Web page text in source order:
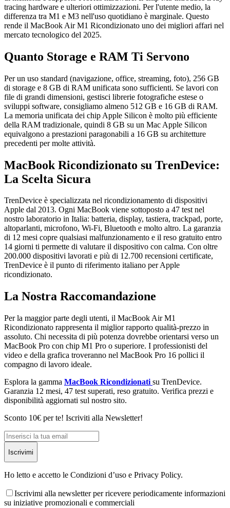
tracing hardware e ulteriori ottimizzazioni. Per l'utente medio, la
differenza tra M1 e M3 nell'uso quotidiano è marginale. Questo
rende il MacBook Air M1 Ricondizionato uno dei migliori affari nel
mercato tecnologico del 2025.
Quanto Storage e RAM Ti Servono
Per un uso standard (navigazione, office, streaming, foto), 256 GB
di storage e 8 GB di RAM unificata sono sufficienti. Se lavori con
file di grandi dimensioni, gestisci librerie fotografiche estese o
sviluppi software, consigliamo almeno 512 GB e 16 GB di RAM.
La memoria unificata dei chip Apple Silicon è molto più efficiente
della RAM tradizionale, quindi 8 GB su un Mac Apple Silicon
equivalgono a prestazioni paragonabili a 16 GB su architetture
precedenti per molte attività.
MacBook Ricondizionato su TrenDevice:
La Scelta Sicura
TrenDevice è specializzata nel ricondizionamento di dispositivi
Apple dal 2013. Ogni MacBook viene sottoposto a 47 test nel
nostro laboratorio in Italia: batteria, display, tastiera, trackpad, porte,
altoparlanti, microfono, Wi-Fi, Bluetooth e molto altro. La garanzia
di 12 mesi copre qualsiasi malfunzionamento e il reso gratuito entro
14 giorni ti permette di valutare il dispositivo con calma. Con oltre
200.000 dispositivi lavorati e più di 12.700 recensioni certificate,
TrenDevice è il punto di riferimento italiano per Apple
ricondizionato.
La Nostra Raccomandazione
Per la maggior parte degli utenti, il MacBook Air M1
Ricondizionato rappresenta il miglior rapporto qualità-prezzo in
assoluto. Chi necessita di più potenza dovrebbe orientarsi verso un
MacBook Pro con chip M1 Pro o superiore. I professionisti del
video e della grafica troveranno nel MacBook Pro 16 pollici il
compagno di lavoro ideale.
Esplora la gamma MacBook Ricondizionati su TrenDevice.
Garanzia 12 mesi, 47 test superati, reso gratuito. Verifica prezzi e
disponibilità aggiornati sul nostro sito.
Sconto 10€ per te! Iscriviti alla Newsletter!
Iscrivimi
Ho letto e accetto le Condizioni d’uso e Privacy Policy.
Iscrivimi alla newsletter per ricevere periodicamente informazioni
su iniziative promozionali e commerciali